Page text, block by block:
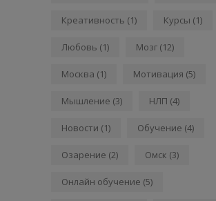
Креативность (1) Курсы (1)
Любовь (1) Мозг (12)
Москва (1) Мотивация (5)
Мышление (3) НЛП (4)
Новости (1) Обучение (4)
Озарение (2) Омск (3)
Онлайн обучение (5)